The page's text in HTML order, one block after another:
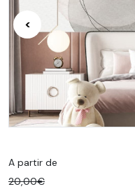
<
A partir de
20,00€